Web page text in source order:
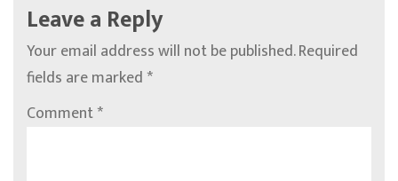
Leave a Reply
Your email address will not be published.Required
fields are marked*
Comment*